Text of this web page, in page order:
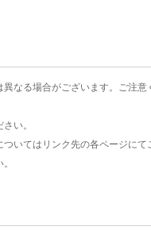
なる場合がございます。ご注意
い。
いてはリンク先の各ページにて